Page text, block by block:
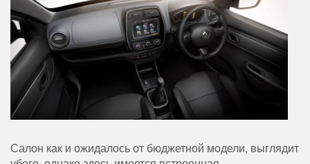
Салон как и ожидалось от бюджетной модели, выглядит